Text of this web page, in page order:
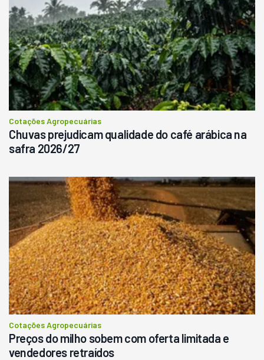
Cotações Agropecuárias
Chuvas prejudicam qualidade do café arábica na
safra 2026/27
Cotações Agropecuárias
Preços do milho sobem com oferta limitada e
vendedores retraídos